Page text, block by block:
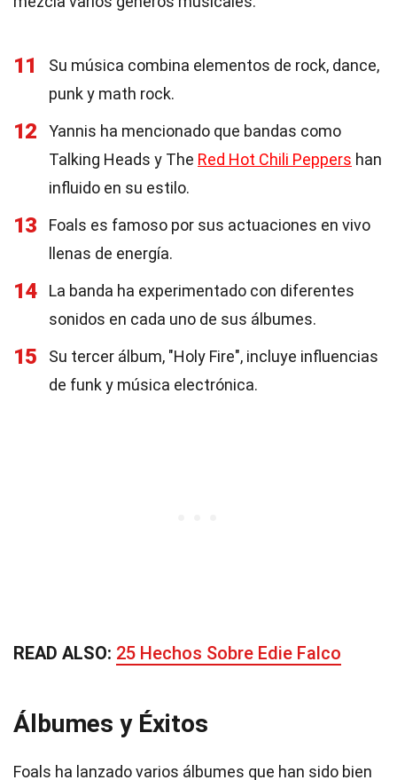
11
Su música combina elementos de rock, dance,
punk y math rock.
12
Yannis ha mencionado que bandas como
Talking Heads y The Red Hot Chili Peppers han
influido en su estilo.
13
Foals es famoso por sus actuaciones en vivo
llenas de energía.
14
La banda ha experimentado con diferentes
sonidos en cada uno de sus álbumes.
15
Su tercer álbum, "Holy Fire", incluye influencias
de funk y música electrónica.
READ ALSO: 25 Hechos Sobre Edie Falco
Álbumes y Éxitos
Foals ha lanzado varios álbumes que han sido bien